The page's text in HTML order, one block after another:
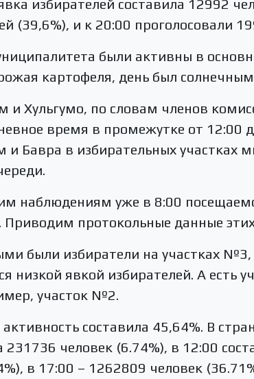
избирателей составила 12992
(39,6%), и к 20:00 проголосовали
были активны в
картофеля, день был
и Хульгумо, по словам членов
время в промежутке от 12:00
и Бавра в избирательных участках
наблюдениям уже в 8:00
протокольные данные этих
были избиратели на участках
низкой явкой избирателей. А есть
участок №2.
активность составила 45,64%. В
231736 человек (6.74%), в 12:00
в 17:00 – 1262809 человек